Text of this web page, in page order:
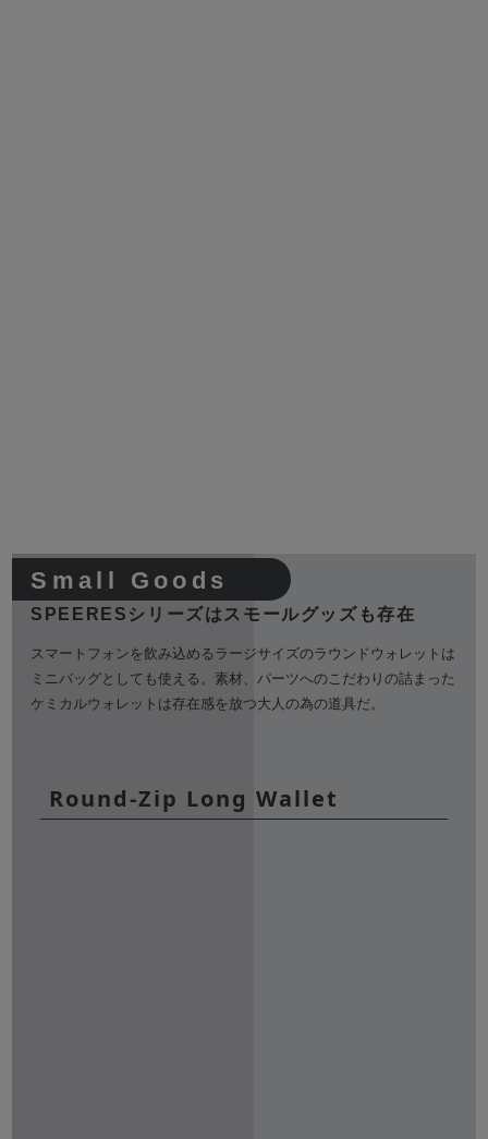
Small Goods
SPEERESシリーズは スモールグッズも存在
スマートフォンを飲み込めるラージサイズのラウンドウォレットは
ミニバッグとしても使える。素材、パーツへのこだわりの詰まった
ケミカルウォレットは存在感を放つ大人の為の道具だ。
Round-Zip Long Wallet